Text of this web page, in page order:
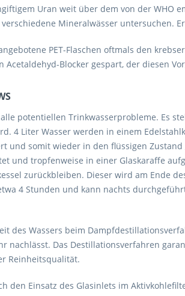
Uran weit über dem von der WHO
Mineralwässer untersuchen.
PET-Flaschen oftmals den
Blocker gespart, der diesen
potentiellen Trinkwasserprobleme. Es
4 Liter Wasser werden in einem
und somit wieder in den flüssigen
und tropfenweise in einer Glaskaraffe
zurückbleiben. Dieser wird am Ende
4 Stunden und kann nachts
des Wassers beim
nachlässt. Das Destillationsverfahren
Reinheitsqualität.
den Einsatz des Glasinlets im